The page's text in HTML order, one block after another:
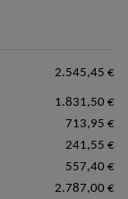
2.545,45 €
1.831,50 €
713,95 €
241,55 €
557,40 €
2.787,00 €